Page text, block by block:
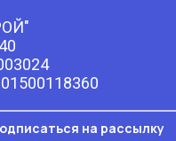
на рассылку